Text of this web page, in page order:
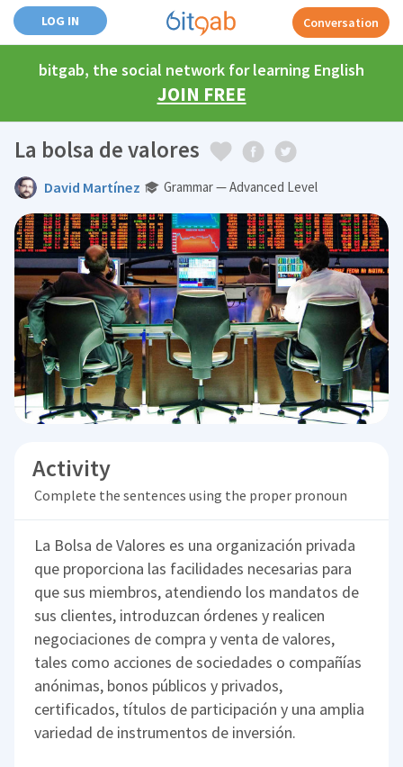
LOG IN Conversation
bitgab, the social network for learning English
JOIN FREE
La bolsa de valores
David Martínez Grammar — Advanced Level
Activity
Complete the sentences using the proper pronoun
La Bolsa de Valores es una organización privada
que proporciona las facilidades necesarias para
que sus miembros, atendiendo los mandatos de
sus clientes, introduzcan órdenes y realicen
negociaciones de compra y venta de valores,
tales como acciones de sociedades o compañías
anónimas, bonos públicos y privados,
certificados, títulos de participación y una amplia
variedad de instrumentos de inversión.